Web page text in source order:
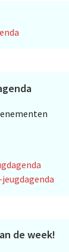
jeugdagenda
de week!